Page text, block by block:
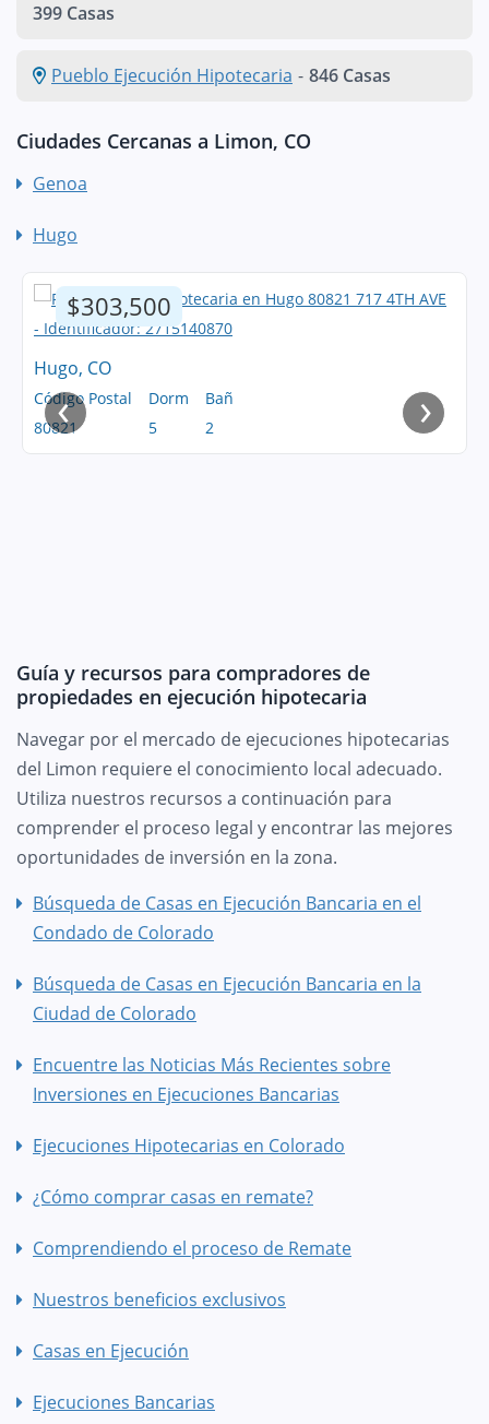
399 Casas
Pueblo Ejecución Hipotecaria - 846 Casas
Ciudades Cercanas a Limon, CO
Genoa
Hugo
$303,500
Hugo, CO
Código Postal
80821
Dorm
5
Bañ
2
‹ ›
Guía y recursos para compradores de
propiedades en ejecución hipotecaria
Navegar por el mercado de ejecuciones hipotecarias
del Limon requiere el conocimiento local adecuado.
Utiliza nuestros recursos a continuación para
comprender el proceso legal y encontrar las mejores
oportunidades de inversión en la zona.
Búsqueda de Casas en Ejecución Bancaria en el
Condado de Colorado
Búsqueda de Casas en Ejecución Bancaria en la
Ciudad de Colorado
Encuentre las Noticias Más Recientes sobre
Inversiones en Ejecuciones Bancarias
Ejecuciones Hipotecarias en Colorado
¿Cómo comprar casas en remate?
Comprendiendo el proceso de Remate
Nuestros beneficios exclusivos
Casas en Ejecución
Ejecuciones Bancarias